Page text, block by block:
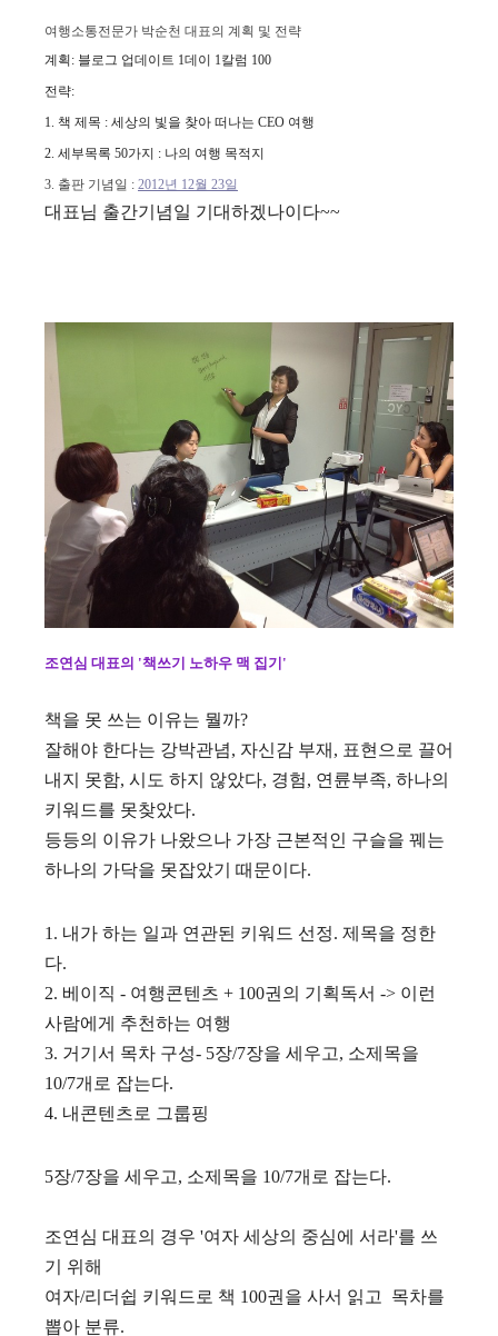
여행소통전문가 박순천 대표의 계획 및 전략
계획: 블로그 업데이트 1데이 1칼럼 100
전략:
1. 책 제목 : 세상의 빛을 찾아 떠나는 CEO 여행
2. 세부목록 50가지 : 나의 여행 목적지
3. 출판 기념일 : 2012년 12월 23일
대표님 출간기념일 기대하겠나이다~~
조연심 대표의 '책쓰기 노하우 맥 집기'
책을 못 쓰는 이유는 뭘까?
잘해야 한다는 강박관념, 자신감 부재, 표현으로 끌어
내지 못함, 시도 하지 않았다, 경험, 연륜부족, 하나의
키워드를 못찾았다.
등등의 이유가 나왔으나 가장 근본적인 구슬을 꿰는
하나의 가닥을 못잡았기 때문이다.
1. 내가 하는 일과 연관된 키워드 선정. 제목을 정한
다.
2. 베이직 - 여행콘텐츠 + 100권의 기획독서 -> 이런
사람에게 추천하는 여행
3. 거기서 목차 구성- 5장/7장을 세우고, 소제목을
10/7개로 잡는다.
4. 내콘텐츠로 그룹핑
5장/7장을 세우고, 소제목을 10/7개로 잡는다.
조연심 대표의 경우 '여자 세상의 중심에 서라'를 쓰
기 위해
여자/리더쉽 키워드로 책 100권을 사서 읽고 목차를
뽑아 분류.